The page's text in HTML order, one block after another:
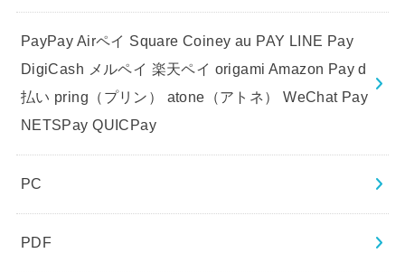
PayPay Airペイ Square Coiney au PAY LINE Pay
DigiCash メルペイ 楽天ペイ origami Amazon Pay d
払い pring（プリン） atone（アトネ） WeChat Pay
NETSPay QUICPay
PC
PDF